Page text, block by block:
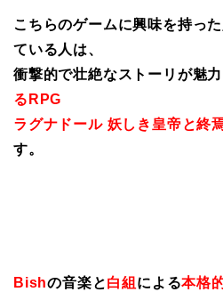
こちらのゲームに興味を持っ
ている人は、
衝撃的で壮絶なストーリが魅
るRPG
ラグナドール 妖しき皇帝と終
す。
Bishの音楽と白組 による本格